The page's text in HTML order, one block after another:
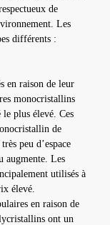
de
Les
différents :
en raison de leur
monocristallins
plus élevé. Ces
de
peu d’espace
augmente. Les
utilisés à
élevé.
en raison de
ont un